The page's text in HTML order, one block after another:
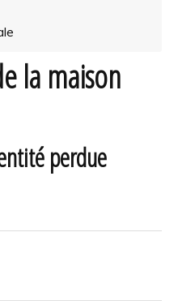
la maison
perdue